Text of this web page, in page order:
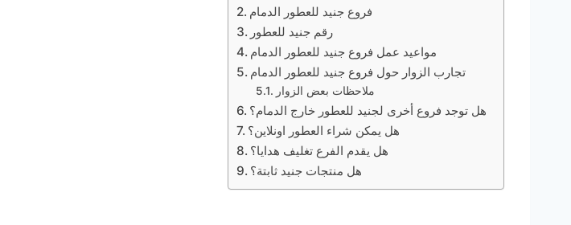
فروع جنيد للعطور الدمام
رقم جنيد للعطور
مواعيد عمل فروع جنيد للعطور الدمام
تجارب الزوار حول فروع جنيد للعطور الدمام
ملاحظات بعض الزوار
هل توجد فروع أخرى لجنيد للعطور خارج الدمام؟
هل يمكن شراء العطور اونلاين؟
هل يقدم الفرع تغليف هدايا؟
هل منتجات جنيد ثابتة؟